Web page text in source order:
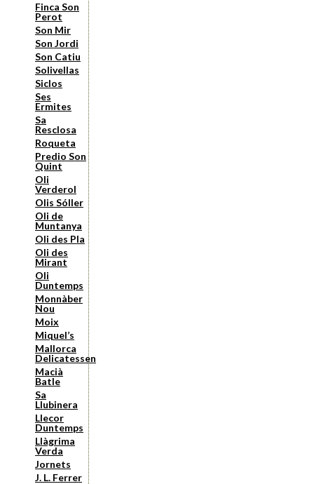
Finca Son
Perot
Son Mir
Son Jordi
Son Catiu
Solivellas
Siclos
Ses
Ermites
Sa
Resclosa
Roqueta
Predio Son
Quint
Oli
Verderol
Olis Sóller
Oli de
Muntanya
Oli des Pla
Oli des
Mirant
Oli
Duntemps
Monnàber
Nou
Moix
Miquel’s
Mallorca
Delicatessen
Macià
Batle
Sa
Llubinera
Llecor
Duntemps
Llàgrima
Verda
Jornets
J. L. Ferrer